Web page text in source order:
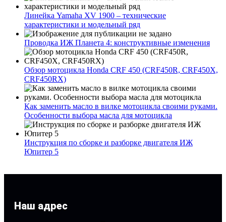
Линейка Yamaha XV 1900 – технические
характеристики и модельный ряд
Проводка ИЖ Планета 4: конструктивные изменения
Обзор мотоцикла Honda CRF 450 (CRF450R, CRF450X,
CRF450RX)
Как заменить масло в вилке мотоцикла своими руками.
Особенности выбора масла для мотоцикла
Инструкция по сборке и разборке двигателя ИЖ
Юпитер 5
Наш адрес